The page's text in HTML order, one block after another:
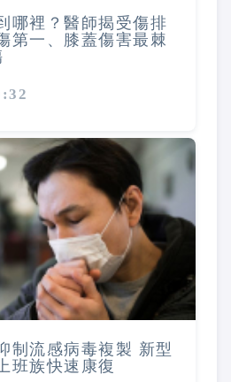
哪裡？醫師揭受傷排
第一、膝蓋傷害最棘
制流感病毒複製 新型
班族快速康復